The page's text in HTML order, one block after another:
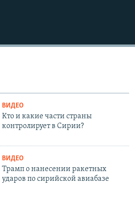
ВИДЕО
Кто и какие части страны
контролирует в Сирии?
ВИДЕО
Трамп о нанесении ракетных
ударов по сирийской авиабазе